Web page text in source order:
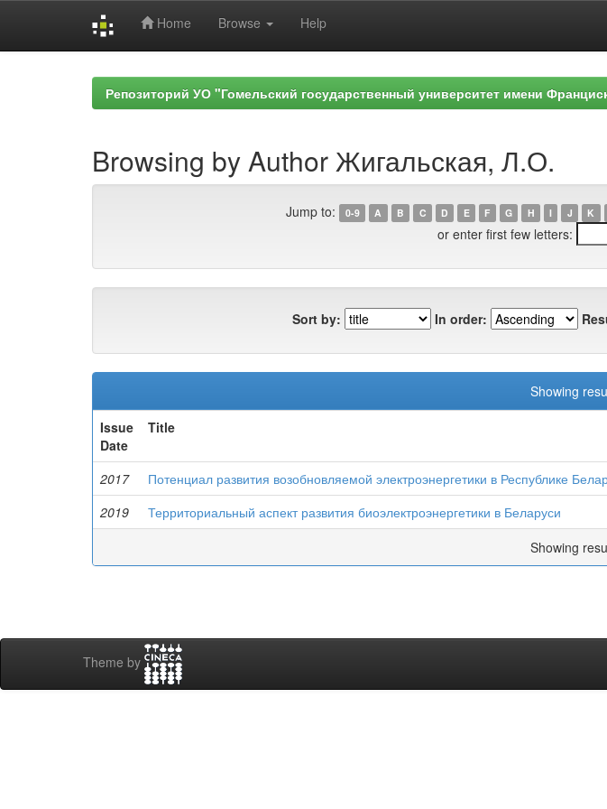
Home Browse Help
Репозиторий УО "Гомельский государственный университет имени
Browsing by Author Жигальская, Л.О.
Jump to: 0-9 A B C D E F G H I J K
or enter first few letters:
Sort by: In order:
Showing
Issue
Date
Title
2017 Потенциал развития возобновляемой электроэнергетики в Республике
2019
Территориальный аспект развития биоэлектроэнергетики в Беларуси
Showing
Theme by